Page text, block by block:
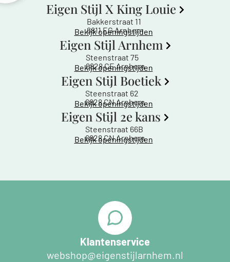
Eigen Stijl X King Louie
Bakkerstraat 11
6811 EG Arnhem
Bekijk openingstijden
Eigen Stijl Arnhem
Steenstraat 75
6828 CE Arnhem
Bekijk openingstijden
Eigen Stijl Boetiek
Steenstraat 62
6828 CN Arnhem
Bekijk openingstijden
Eigen Stijl 2e kans
Steenstraat 66B
6828 CN Arnhem
Bekijk openingstijden
Klantenservice
webshop@eigenstijlarnhem.nl